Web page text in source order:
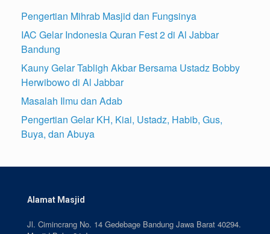
Pengertian Mihrab Masjid dan Fungsinya
IAC Gelar Indonesia Quran Fest 2 di Al Jabbar
Bandung
Kauny Gelar Tabligh Akbar Bersama Ustadz Bobby
Herwibowo di Al Jabbar
Masalah Ilmu dan Adab
Pengertian Gelar KH, Kiai, Ustadz, Habib, Gus,
Buya, dan Abuya
Alamat Masjid
Jl. Cimincrang No. 14 Gedebage Bandung Jawa Barat 40294.